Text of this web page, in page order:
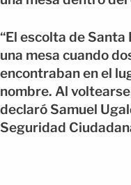
“El escolta de
una mesa cuando
encontraban en el
nombre. Al
declaró Samuel
Seguridad